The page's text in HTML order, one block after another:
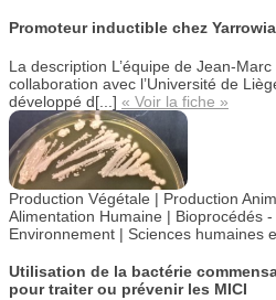
Promoteur inductible chez
La description L’équipe de Jean-
collaboration avec l’Université de
développé d[...] « Voir la fiche »
Production Végétale | Production
Alimentation Humaine | Bioprocédés
Environnement | Sciences humaines
Utilisation de la bactérie
pour traiter ou prévenir les MICI